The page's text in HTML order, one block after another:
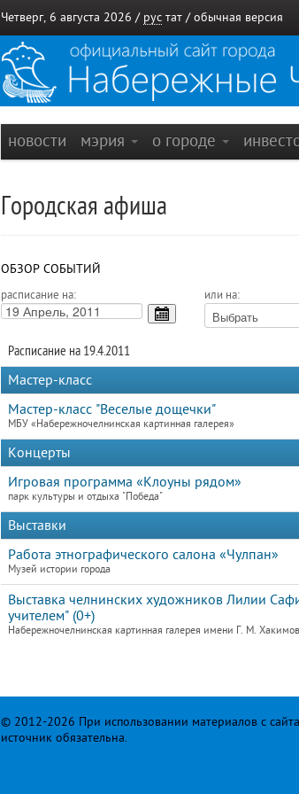
Четверг, 6 августа 2026 / рус тат / обычная версия
новости мэрия о городе
Городская афиша
ОБЗОР СОБЫТИЙ
расписание на: или на:
Расписание на 19.4.2011
Мастер-класс
Мастер-класс "Веселые дощечки"
МБУ «Набережночелнинская картинная галерея»
Концерты
Игровая программа «Клоуны рядом»
парк культуры и отдыха "Победа"
Выставки
Работа этнографического салона «Чулпан»
Музей истории города
Выставка челнинских художников Лилии
учителем" (0+)
Набережночелнинская картинная галерея имени Г. М.
© 2012-2026 При использовании материалов с
источник обязательна.